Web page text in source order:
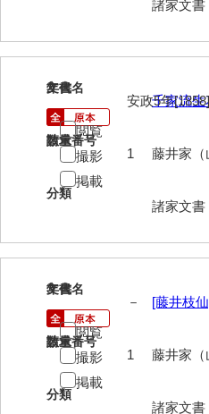
上田家文書（防府市
上田家文書（横浜市
上野竹逸文書
氏本家文書
内田家文書（豊中市
内田家文書（防府市
内田伸採拓史料
諸家文
2
文書名
千家流生
請求番号
藤井家（
分類
諸家文
年代
安政5年
数量
1
閲覧
撮影
掲載
3
文書名
[藤井枝
請求番号
藤井家（
分類
諸家文
年代
－
数量
1
閲覧
撮影
掲載